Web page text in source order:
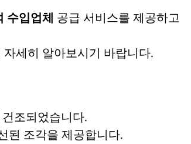
수입업체 공급 서비스를 제공하고
자세히 알아보시기 바랍니다.
조되었습니다.
된 조각을 제공합니다.